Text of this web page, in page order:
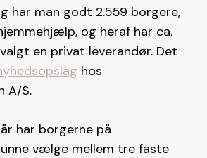
har man godt 2.559 borgere,
og heraf har ca.
en privat leverandør. Det
hos
A/S.
har borgerne på
vælge mellem tre faste